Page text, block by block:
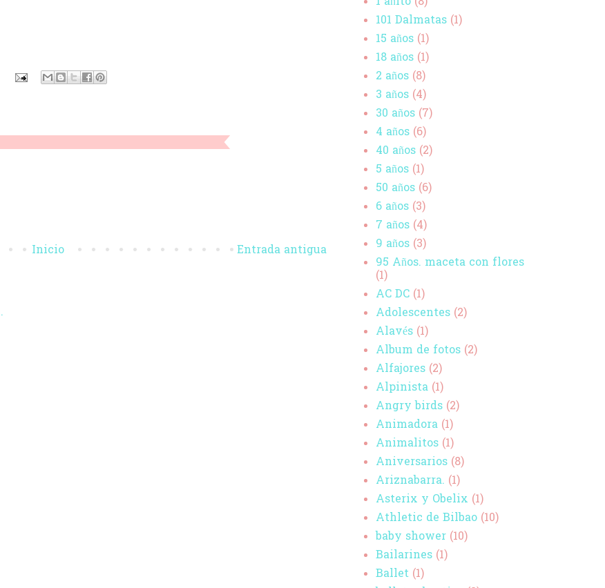
Entrada antigua
Inicio
101 Dalmatas (1)
15 años (1)
18 años (1)
2 años (8)
3 años (4)
30 años (7)
4 años (6)
40 años (2)
5 años (1)
50 años (6)
6 años (3)
7 años (4)
9 años (3)
95 Años. maceta con flores
(1)
AC DC (1)
Adolescentes (2)
Alavés (1)
Album de fotos (2)
Alfajores (2)
Alpinista (1)
Angry birds (2)
Animadora (1)
Animalitos (1)
Aniversarios (8)
Ariznabarra. (1)
Asterix y Obelix (1)
Athletic de Bilbao (10)
baby shower (10)
Bailarines (1)
Ballet (1)